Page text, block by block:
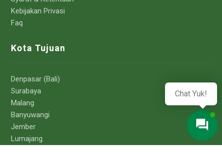
Kebijakan Privasi
Faq
Kota Tujuan
Denpasar (Bali)
Surabaya
Malang
Banyuwangi
Jember
Lumajang
Chat Yuk!